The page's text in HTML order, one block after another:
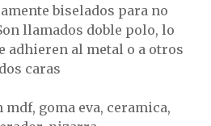
biselados para no
llamados doble polo, lo
adhieren al metal o a otros
caras
goma eva, ceramica,